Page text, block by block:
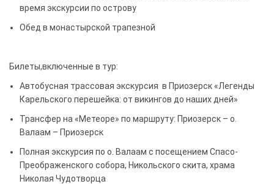
время экскурсии по острову
Обед в монастырской трапезной
Билеты,включенные в тур:
Автобусная трассовая экскурсия в Приозерск «Легенды
Карельского перешейка: от викингов до наших дней»
Трансфер на «Метеоре» по маршруту: Приозерск – о.
Валаам – Приозерск
Полная экскурсия по о. Валаам с посещением Спасо-
Преображенского собора, Никольского скита, храма
Николая Чудотворца